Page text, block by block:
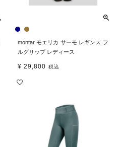
montar モエリカ サーモ レギンス フ
ルグリップ レディース
¥ 29,800 税込